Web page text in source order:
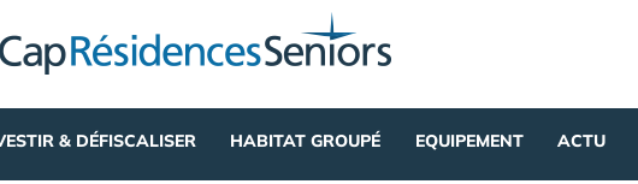
& DÉFISCALISER HABITAT GROUPÉ EQUIPEMENT ACTU